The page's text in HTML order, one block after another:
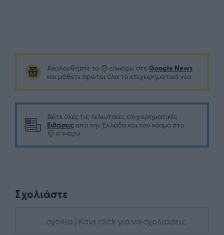
Ακολουθήστε το στο Google News
και μάθετε πρώτοι όλα τα επιχειρηματικά νέα
Δείτε όλες τις τελευταίες επιχειρηματικές
Ειδήσεις από την Ελλάδα και τον κόσμο στο
Σχολιάστε
... σχόλια | Κάνε click για να σχολιάσεις